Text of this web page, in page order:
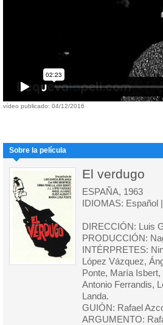
vídeo publicado: 04/12/2016
Sobre la película
El verdugo
ESPAÑA, 1963
IDIOMAS:
DIRECCIÓN: Luis
PRODUCCIÓN:
INTÉRPRETES:
López Vázquez,
Ponte, María
Antonio Ferrandis,
Landa.
GUIÓN: Rafael
ARGUMENTO: